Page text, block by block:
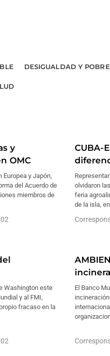
DESIGUALDAD Y
y
OMC
Europea y Japón,
del Acuerdo de
miembros de
CUBA-
olvidaron
feria
de la isla,
Washington este
y al FMI,
fracaso en la
El Banco